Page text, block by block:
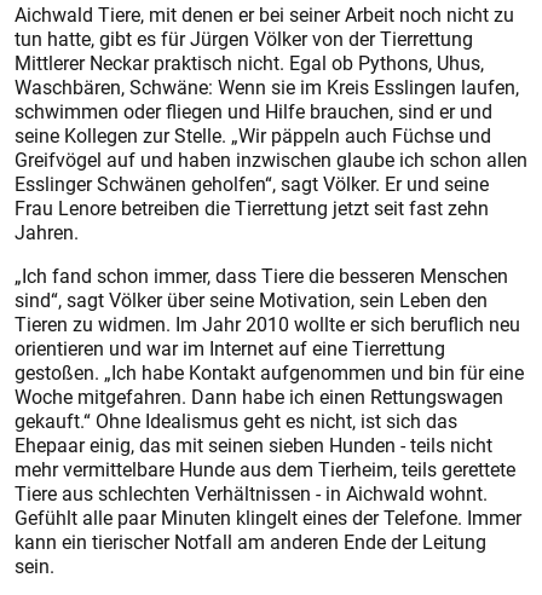
Aichwald Tiere, mit denen er bei seiner Arbeit noch nicht zu
tun hatte, gibt es für Jürgen Völker von der Tierrettung
Mittlerer Neckar praktisch nicht. Egal ob Pythons, Uhus,
Waschbären, Schwäne: Wenn sie im Kreis Esslingen laufen,
schwimmen oder fliegen und Hilfe brauchen, sind er und
seine Kollegen zur Stelle. „Wir päppeln auch Füchse und
Greifvögel auf und haben inzwischen glaube ich schon allen
Esslinger Schwänen geholfen“, sagt Völker. Er und seine
Frau Lenore betreiben die Tierrettung jetzt seit fast zehn
Jahren.
„Ich fand schon immer, dass Tiere die besseren Menschen
sind“, sagt Völker über seine Motivation, sein Leben den
Tieren zu widmen. Im Jahr 2010 wollte er sich beruflich neu
orientieren und war im Internet auf eine Tierrettung
gestoßen. „Ich habe Kontakt aufgenommen und bin für eine
Woche mitgefahren. Dann habe ich einen Rettungswagen
gekauft.“ Ohne Idealismus geht es nicht, ist sich das
Ehepaar einig, das mit seinen sieben Hunden - teils nicht
mehr vermittelbare Hunde aus dem Tierheim, teils gerettete
Tiere aus schlechten Verhältnissen - in Aichwald wohnt.
Gefühlt alle paar Minuten klingelt eines der Telefone. Immer
kann ein tierischer Notfall am anderen Ende der Leitung
sein.